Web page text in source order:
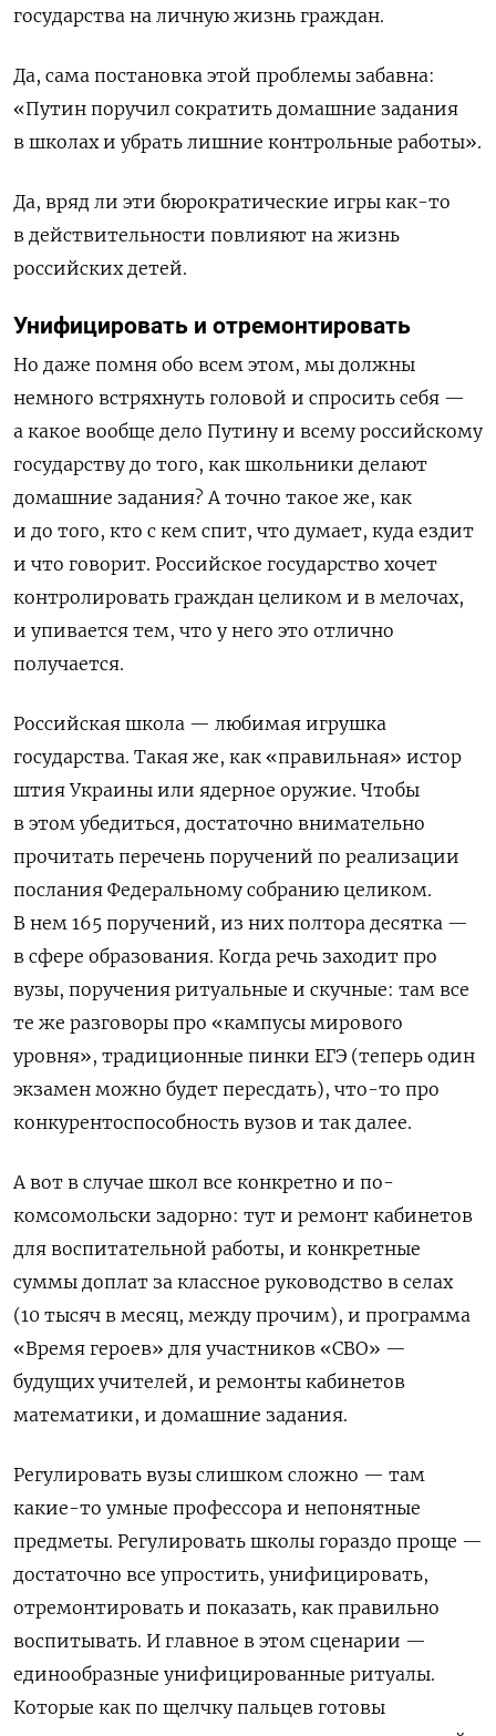
государства на личную жизнь граждан.
Да, сама постановка этой проблемы забавна:
«Путин поручил сократить домашние задания
в школах и убрать лишние контрольные работы».
Да, вряд ли эти бюрократические игры как-то
в действительности повлияют на жизнь
российских детей.
Унифицировать и отремонтировать
Но даже помня обо всем этом, мы должны
немного встряхнуть головой и спросить себя —
а какое вообще дело Путину и всему российскому
государству до того, как школьники делают
домашние задания? А точно такое же, как
и до того, кто с кем спит, что думает, куда ездит
и что говорит. Российское государство хочет
контролировать граждан целиком и в мелочах,
и упивается тем, что у него это отлично
получается.
Российская школа — любимая игрушка
государства. Такая же, как «правильная» истор
штия Украины или ядерное оружие. Чтобы
в этом убедиться, достаточно внимательно
прочитать перечень поручений по реализации
послания Федеральному собранию целиком.
В нем 165 поручений, из них полтора десятка —
в сфере образования. Когда речь заходит про
вузы, поручения ритуальные и скучные: там все
те же разговоры про «кампусы мирового
уровня», традиционные пинки ЕГЭ (теперь один
экзамен можно будет пересдать), что-то про
конкурентоспособность вузов и так далее.
А вот в случае школ все конкретно и по-
комсомольски задорно: тут и ремонт кабинетов
для воспитательной работы, и конкретные
суммы доплат за классное руководство в селах
(10 тысяч в месяц, между прочим), и программа
«Время героев» для участников «СВО» —
будущих учителей, и ремонты кабинетов
математики, и домашние задания.
Регулировать вузы слишком сложно — там
какие-то умные профессора и непонятные
предметы. Регулировать школы гораздо проще —
достаточно все упростить, унифицировать,
отремонтировать и показать, как правильно
воспитывать. И главное в этом сценарии —
единообразные унифицированные ритуалы.
Которые как по щелчку пальцев готовы